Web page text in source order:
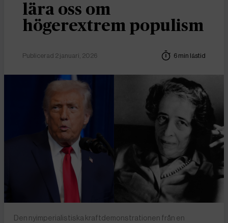
lära oss om
högerextrem populism
Publicerad 2 januari, 2026 6 min lästid
Den nyimperialistiska kraftdemonstrationen från en